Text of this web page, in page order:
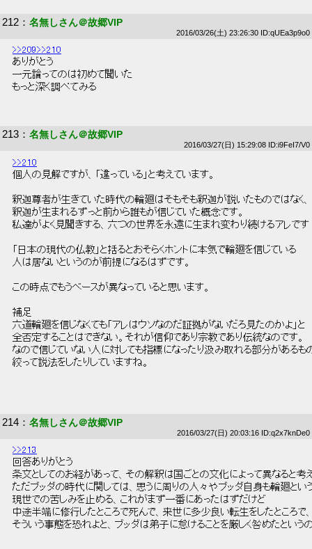
212 ： 名無しさん＠故郷VIP
2016/03/26(土) 23:26:30 ID:qUEa3p9o0
>>209>>210
ありがとう
一元論ってのは初めて聞いた
もっと深く調べてみる
213 ： 名無しさん＠故郷VIP
2016/03/27(日) 15:29:08 ID:i9FeI7/V0
>>210
個人の見解ですが、「違っている」と考えています。
釈迦尊者が生きていた時代の輪廻はそもそも釈迦が説いたものではなく
釈迦が生まれるずっと前から誰もが信じていた概念です。
私達がよく見聞きする、六つの世界を永遠に生まれ変わり続けるアレです
「日本の現代の仏教」と括るとおそらくホントに本気で輪廻を信じている
人は居ないというのが前提になるはずです。
この時点でもうベースが異なっていると思います。
補足
六道輪廻を信じなくても「アレはウソなのだ証拠がないだろ見たのかよ」と
全否定することはできない。それが信仰であり宗教であり伝統なのです。
なので信じていない人に対しても指標になったり汲み取れる部分があるも
絞って説法をしたりしていますね。
214 ： 名無しさん＠故郷VIP
2016/03/27(日) 20:03:16 ID:q2x7knDe0
>>213
回答ありがとう
条文としてのお経があって、その解釈は国ごとの文化によって異なると
ただブッダの時代に関しては、思うに周りの人々やブッダ自身も輪廻とい
現世での苦しみを止める、これがまず一番にあったはずだけど
中途半端に修行したところで死んで、来世に多少良い転生をしたところ
そういう事態を恐れよと、ブッダは弟子に怠けることを厳しく咎めたとい